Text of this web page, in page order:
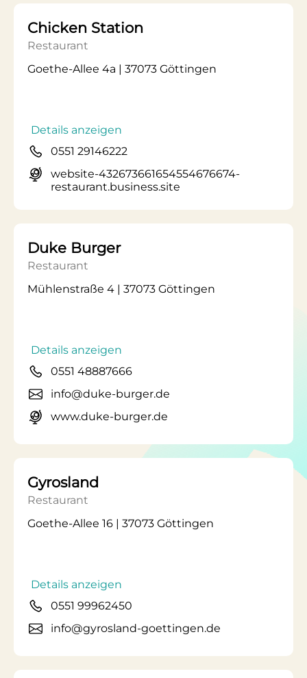
Chicken Station
Restaurant
Goethe-Allee 4a | 37073 Göttingen
Details anzeigen
0551 29146222
website-432673661654554676674-
restaurant.business.site
Duke Burger
Restaurant
Mühlenstraße 4 | 37073 Göttingen
Details anzeigen
0551 48887666
info@duke-burger.de
www.duke-burger.de
Gyrosland
Restaurant
Goethe-Allee 16 | 37073 Göttingen
Details anzeigen
0551 99962450
info@gyrosland-goettingen.de